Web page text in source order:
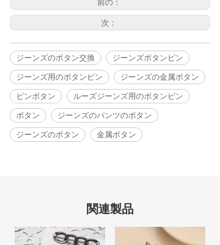
前の：
次：
ジーンズのボタン交換
ジーンズボタンピン
ジーンズ用のボタンピン
ジーンズの金属ボタン
ピンボタン
ルーズジーンズ用のボタンピン
ボタン
ジーンズのパンツのボタン
ジーンズのボタン
金属ボタン
関連製品